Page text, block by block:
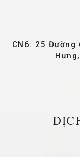
CN6: 25 Đường